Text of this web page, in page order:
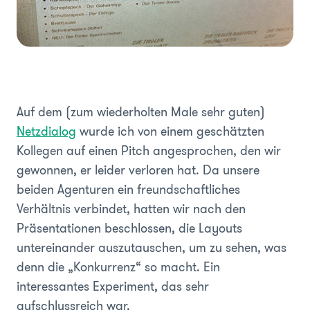
Auf dem (zum wiederholten Male sehr guten)
Netzdialog wurde ich von einem geschätzten
Kollegen auf einen Pitch angesprochen, den wir
gewonnen, er leider verloren hat. Da unsere
beiden Agenturen ein freundschaftliches
Verhältnis verbindet, hatten wir nach den
Präsentationen beschlossen, die Layouts
untereinander auszutauschen, um zu sehen, was
denn die „Konkurrenz“ so macht. Ein
interessantes Experiment, das sehr
aufschlussreich war.